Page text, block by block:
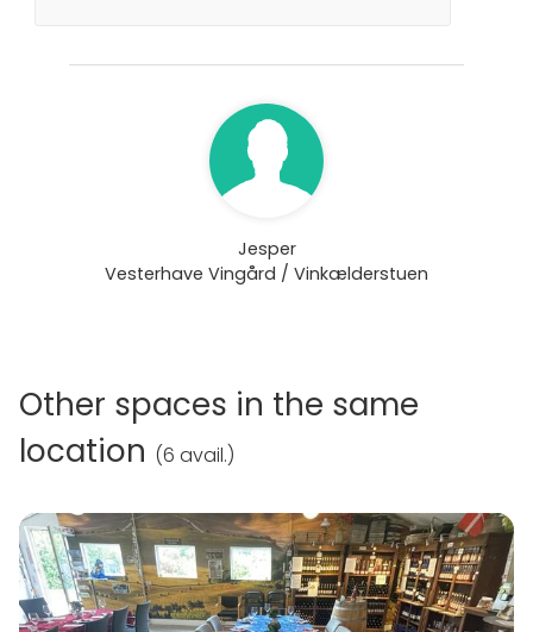
Jesper
Vesterhave Vingård / Vinkælderstuen
Other spaces in the same
location (6 avail.)